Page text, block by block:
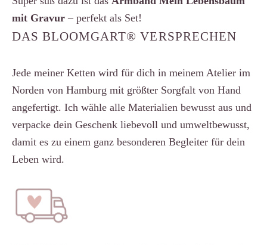
mit Gravur – perfekt als Set!
DAS BLOOMGART® VERSPRECHEN
Jede meiner Ketten wird für dich in meinem Atelier im
Norden von Hamburg mit größter Sorgfalt von Hand
angefertigt. Ich wähle alle Materialien bewusst aus und
verpacke dein Geschenk liebevoll und umweltbewusst,
damit es zu einem ganz besonderen Begleiter für dein
Leben wird.